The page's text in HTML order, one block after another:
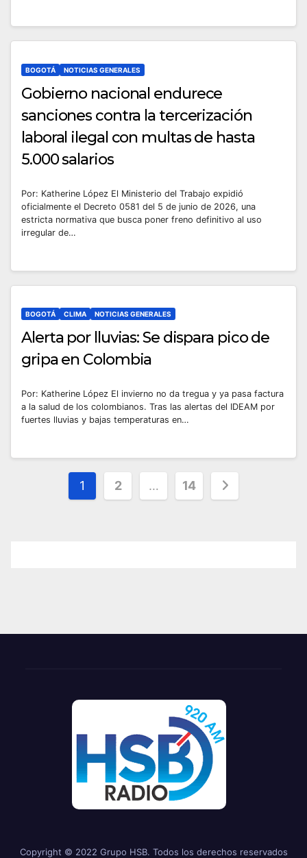
BOGOTÁ NOTICIAS GENERALES
Gobierno nacional endurece
sanciones contra la tercerización
laboral ilegal con multas de hasta
5.000 salarios
Por: Katherine López El Ministerio del Trabajo expidió
oficialmente el Decreto 0581 del 5 de junio de 2026, una
estricta normativa que busca poner freno definitivo al uso
irregular de…
BOGOTÁ CLIMA NOTICIAS GENERALES
Alerta por lluvias: Se dispara pico de
gripa en Colombia
Por: Katherine López El invierno no da tregua y ya pasa factura
a la salud de los colombianos. Tras las alertas del IDEAM por
fuertes lluvias y bajas temperaturas en…
Paginación
de
1 2 … 14
Copyright © 2022 Grupo HSB. Todos los derechos reservados